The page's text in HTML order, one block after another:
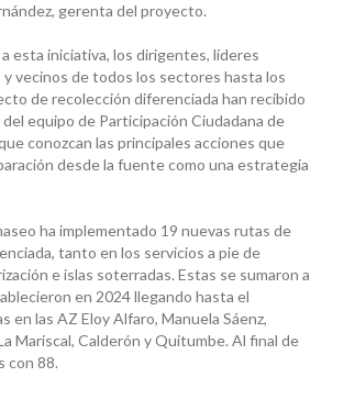
gerenta del proyecto.
esta iniciativa, los dirigentes, líderes
y vecinos de todos los sectores hasta los
de recolección diferenciada han recibido
equipo de Participación Ciudadana de
conozcan las principales acciones que
desde la fuente como una estrategia
ha implementado 19 nuevas rutas de
tanto en los servicios a pie de
e islas soterradas. Estas se sumaron a
en 2024 llegando hasta el
en las AZ Eloy Alfaro, Manuela Sáenz,
Mariscal, Calderón y Quitumbe. Al final de
con 88.